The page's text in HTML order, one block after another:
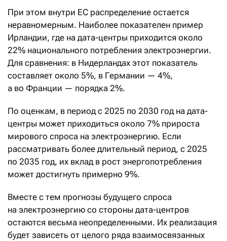
При этом внутри ЕС распределение остается
неравномерным. Наиболее показателен пример
Ирландии, где на дата-центры приходится около
22% национального потребления электроэнергии.
Для сравнения: в Нидерландах этот показатель
составляет около 5%, в Германии — 4%,
а во Франции — порядка 2%.
По оценкам, в период с 2025 по 2030 год на дата-
центры может приходиться около 7% прироста
мирового спроса на электроэнергию. Если
рассматривать более длительный период, с 2025
по 2035 год, их вклад в рост энергопотребления
может достигнуть примерно 9%.
Вместе с тем прогнозы будущего спроса
на электроэнергию со стороны дата-центров
остаются весьма неопределенными. Их реализация
будет зависеть от целого ряда взаимосвязанных